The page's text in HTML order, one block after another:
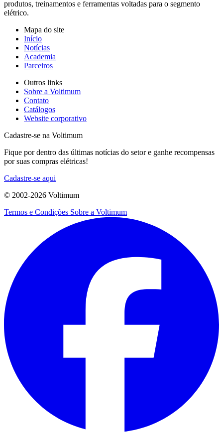
produtos, treinamentos e ferramentas voltadas para o segmento
elétrico.
Mapa do site
Início
Notícias
Academia
Parceiros
Outros links
Sobre a Voltimum
Contato
Catálogos
Website corporativo
Cadastre-se na Voltimum
Fique por dentro das últimas notícias do setor e ganhe recompensas
por suas compras elétricas!
Cadastre-se aqui
© 2002-2026 Voltimum
Termos e Condições Sobre a Voltimum